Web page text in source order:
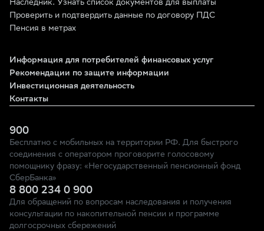
Наследник. Узнать список документов для выплаты
Проверить и подтвердить данные по договору ПДС
Пенсия в метрах
Информация для потребителей финансовых услуг
Рекомендации по защите информации
Инвестиционная деятельность
Контакты
900
Бесплатно с мобильных на территории РФ. Для быстрого
соединения с оператором проговорите голосовому
помощнику фразу: «Негосударственный пенсионный фонд
СберБанка»
8 800 234 0 900
Для обращений по вопросам наследования и получения
консультации по накопительной пенсии и программе
долгосрочных сбережений